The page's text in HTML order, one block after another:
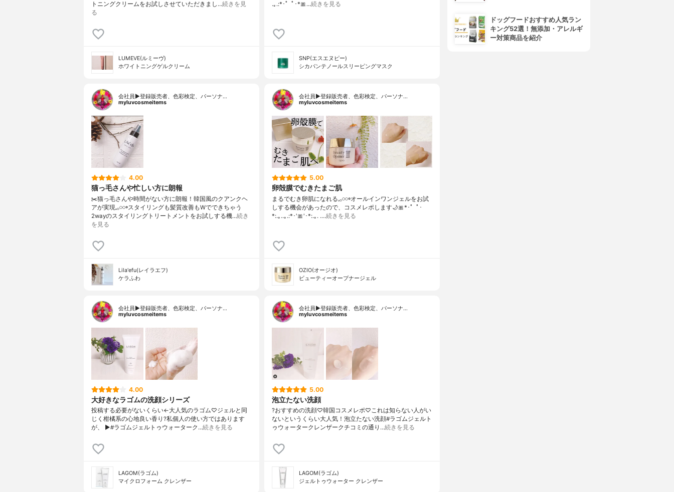
トニングクリームをお試しさせていただきまし…続きを見
る
LUMEVE(ルミーヴ)
ホワイトニングゲルクリーム
.｡.:*･゜ﾟ･*🎀…続きを見る
SNP(エスエヌピー)
シカパンテノールスリーピングマスク
会社員▶︎登録販売者、色彩検定、パーソナ…
myluvcosmeitems
4.00
猫っ毛さんや忙しい方に朗報
✂️猫っ毛さんや時間がない方に朗報！韓国風のクアンクヘ
アが実現𓈒𓂂𓏸𓏸꙳スタイリングも髪質改善もWでできちゃう
2wayのスタイリングトリートメントをお試しする機…続き
を見る
Lila'efu(レイラエフ)
ケラふわ
会社員▶︎登録販売者、色彩検定、パーソナ…
myluvcosmeitems
5.00
卵殻膜でむきたまご肌
まるでむき卵肌になれる𓈒𓂂𓏸𓏸꙳オールインワンジェルをお試
しする機会があったので、コスメレポします🌙⁡⁡🎀*･゜ﾟ･
*:.｡..｡.:*･'🎀'･*:.｡. .…続きを見る
OZIO(オージオ)
ビューティーオープナージェル
会社員▶︎登録販売者、色彩検定、パーソナ…
myluvcosmeitems
4.00
大好きなラゴムの洗顔シリーズ
投稿する必要がないくらい← 大人気のラゴム♡ ジェルと同
じく 柑橘系の心地良い香り? 私個人の使い方ではあります
が、 ▶︎#ラゴムジェルトゥウォーターク…続きを見る
LAGOM(ラゴム)
マイクロフォーム クレンザー
会社員▶︎登録販売者、色彩検定、パーソナ…
myluvcosmeitems
5.00
泡立たない洗顔
? おすすめの洗顔♡ 韓国コスメレポ♡ これは知らない人がい
ないというくらい大人気！ 泡立たない洗顔 #ラゴムジェルト
ゥウォータークレンザー クチコミの通り…続きを見る
LAGOM(ラゴム)
ジェルトゥウォーター クレンザー
ドッグフードおすすめ人気ラン
キング52選！無添加・アレルギ
ー対策商品を紹介